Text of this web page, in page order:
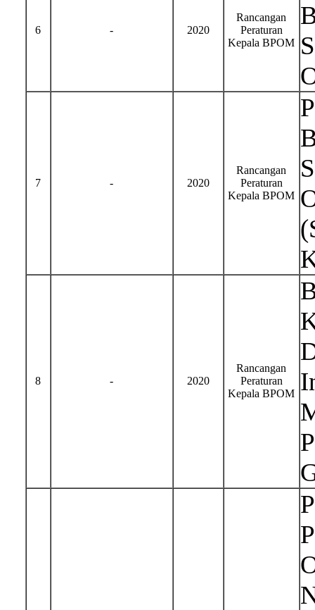
6 - 2020
Rancangan
Peraturan
Kepala BPOM
7 - 2020
Rancangan
Peraturan
Kepala BPOM
8 - 2020
Rancangan
Peraturan
Kepala BPOM